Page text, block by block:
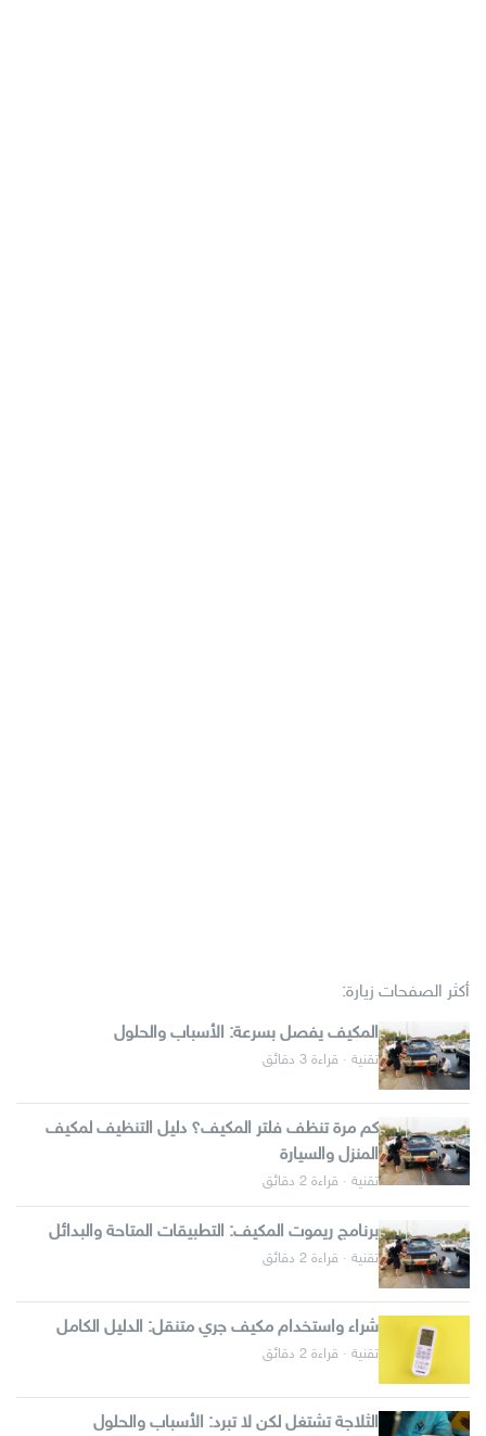
أكثر الصفحات زيارة:
المكيف يفصل بسرعة: الأسباب والحلول
تقنية · قراءة 3 دقائق
كم مرة تنظف فلتر المكيف؟ دليل التنظيف لمكيف
المنزل والسيارة
تقنية · قراءة 2 دقائق
برنامج ريموت المكيف: التطبيقات المتاحة والبدائل
تقنية · قراءة 2 دقائق
شراء واستخدام مكيف جري متنقل: الدليل الكامل
تقنية · قراءة 2 دقائق
الثلاجة تشتغل لكن لا تبرد: الأسباب والحلول